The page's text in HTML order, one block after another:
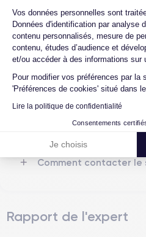
Vos données personnelles sont
Données d'identification par analyse
contenu personnalisés, mesure de
contenu, études d’audience et
et/ou accéder à des informations sur
Pour modifier vos préférences par la
'Préférences de cookies' situé dans
Lire la politique de confidentialité
Consentements
Je choisis
Axeptio
12 MP
Résolution vidéo
4K - 3840x2160px
Batterie
2942 mAh
smartphone, consulter lafiche
Que se passe-t-il
commande ?
Quelle société utilisez-
Quels sont les délais
Que se passe-t-il si je
après avoir acheté/
Comment demander
Comment contacter le
Rapport de l'expert